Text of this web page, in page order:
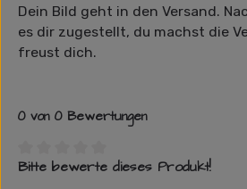
Dein Bild geht in den Versand.
es dir zugestellt, du machst die
freust dich.
0 von 0 Bewertungen
Durchschnittliche Bewertung von
Bitte bewerte dieses Produkt!